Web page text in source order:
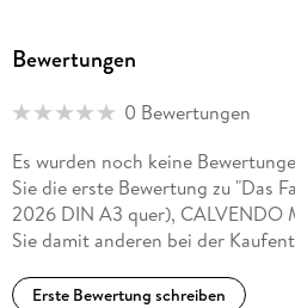
Bewertungen
0 Bewertungen
Es wurden noch keine
Sie die erste Bewertung zu "Das
2026 DIN A3 quer), CALVENDO
Sie damit anderen bei der
Erste Bewertung schreiben